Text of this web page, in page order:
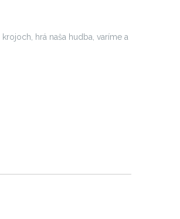
hrá naša hudba, varíme a